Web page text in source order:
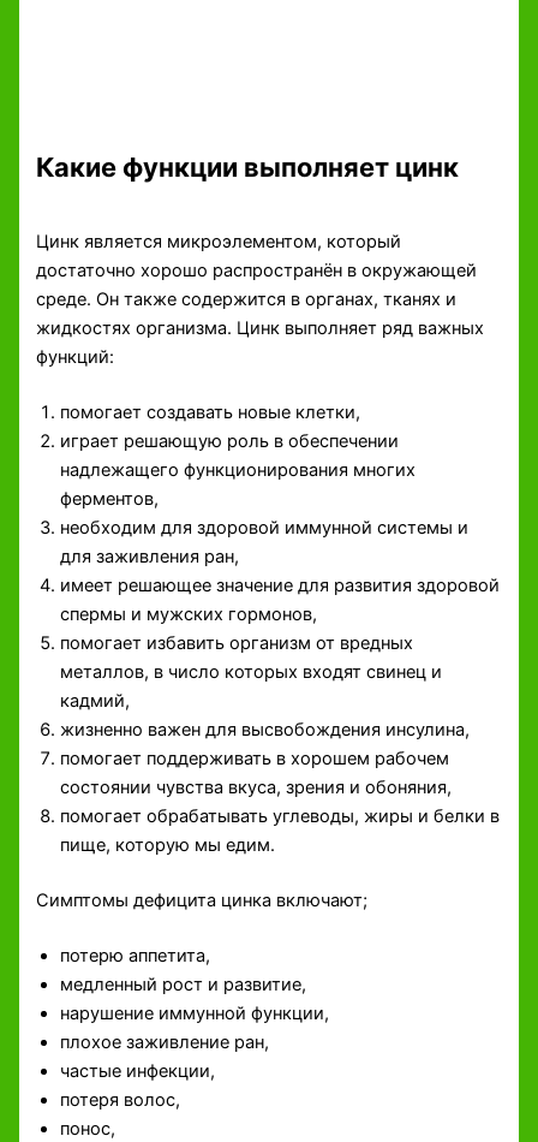
Какие функции выполняет цинк
Цинк является микроэлементом, который
достаточно хорошо распространён в окружающей
среде. Он также содержится в органах, тканях и
жидкостях организма. Цинк выполняет ряд важных
функций:
помогает создавать новые клетки,
играет решающую роль в обеспечении
надлежащего функционирования многих
ферментов,
необходим для здоровой иммунной системы и
для заживления ран,
имеет решающее значение для развития здоровой
спермы и мужских гормонов,
помогает избавить организм от вредных
металлов, в число которых входят свинец и
кадмий,
жизненно важен для высвобождения инсулина,
помогает поддерживать в хорошем рабочем
состоянии чувства вкуса, зрения и обоняния,
помогает обрабатывать углеводы, жиры и белки в
пище, которую мы едим.
Симптомы дефицита цинка включают;
потерю аппетита,
медленный рост и развитие,
нарушение иммунной функции,
плохое заживление ран,
частые инфекции,
потеря волос,
понос,